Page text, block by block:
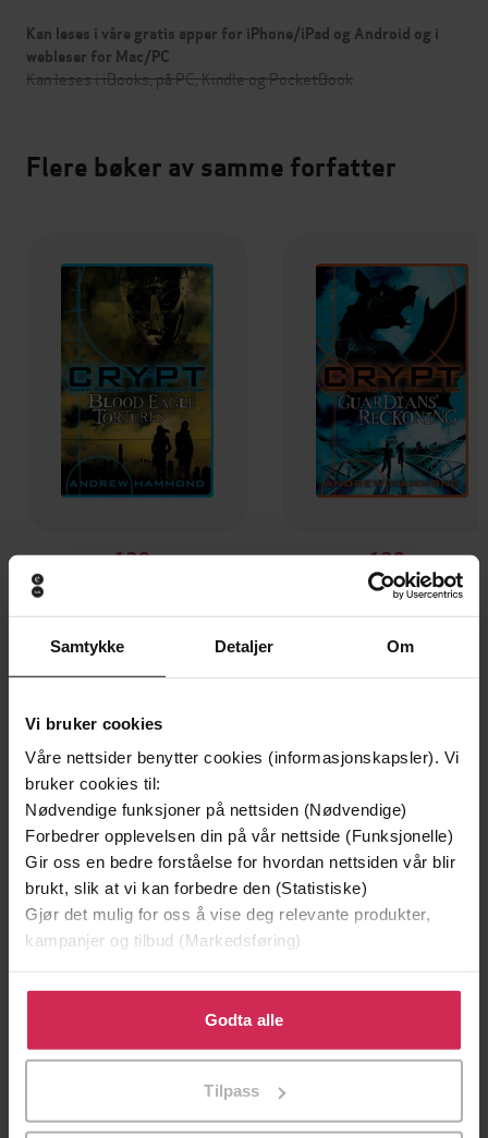
Samtykke Detaljer Om
Vi bruker cookies
Våre nettsider benytter cookies (informasjonskapsler). Vi
bruker cookies til:
Nødvendige funksjoner på nettsiden (Nødvendige)
Forbedrer opplevelsen din på vår nettside (Funksjonelle)
Gir oss en bedre forståelse for hvordan nettsiden vår blir
brukt, slik at vi kan forbedre den (Statistiske)
Gjør det mulig for oss å vise deg relevante produkter,
kampanjer og tilbud (Markedsføring)
Klikk på «Godta alle» for å gi oss ditt samtykke til å
bruke cookies for alle disse formålene. Du kan også
tilpasse ditt samtykke til spesifikke formål ved å klikke
Godta alle
Tilpass
Kan leses i våre gratis apper for iPhone/iPad og Android og i
webleser for Mac/PC
Kan leses i iBooks, på PC, Kindle og PocketBook
Flere bøker av samme forfatter
130,-
Andrew Hammond
EBOK
130,-
Andrew Hammond
EBOK
Andre har også kjøpt
Premium
Vinner av Rivertonprisen
Premium
Første gang på tilbud